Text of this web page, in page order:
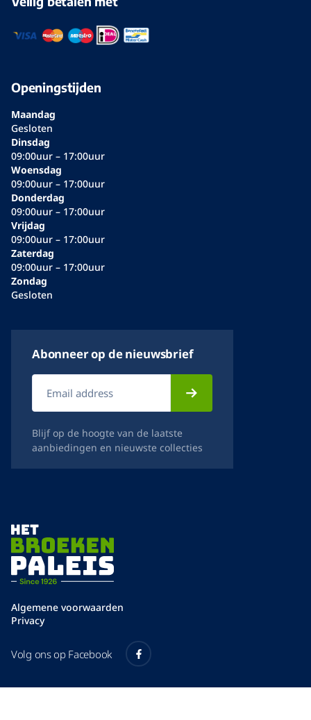
Openingstijden
Maandag
Gesloten
Dinsdag
09:00uur – 17:00uur
Woensdag
09:00uur – 17:00uur
Donderdag
09:00uur – 17:00uur
Vrijdag
09:00uur – 17:00uur
Zaterdag
09:00uur – 17:00uur
Zondag
Gesloten
Abonneer op de nieuwsbrief
E-
mailadres
Blijf op de hoogte van de laatste
aanbiedingen en nieuwste collecties
Algemene voorwaarden
Privacy
Volg ons op Facebook